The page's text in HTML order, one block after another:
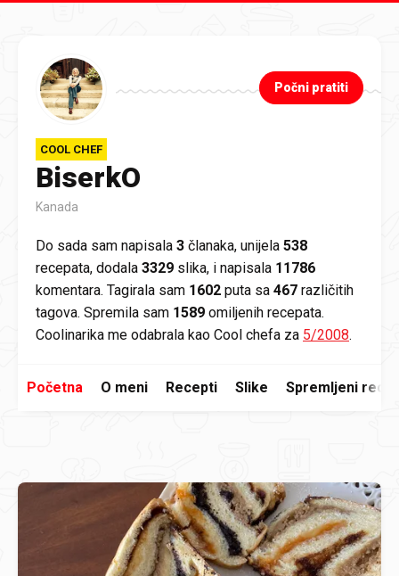
COOL CHEF
BiserkO
Kanada
Počni pratiti
Do sada sam napisala 3 članaka, unijela 538
recepata, dodala 3329 slika, i napisala 11786
komentara. Tagirala sam 1602 puta sa 467 različitih
tagova. Spremila sam 1589 omiljenih recepata.
Coolinarika me odabrala kao Cool chefa za 5/2008.
Početna O meni Recepti Slike Spremljeni